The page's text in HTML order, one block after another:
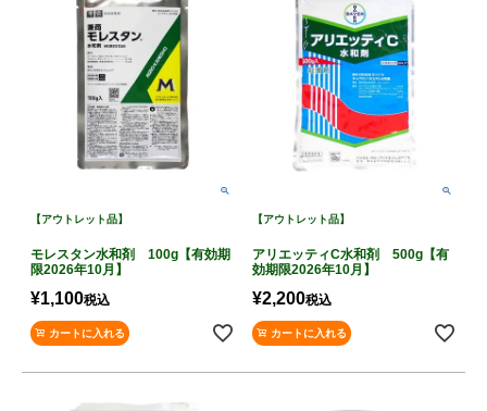
【アウトレット品】
モレスタン水和剤 100g【有効期
限2026年10月】
¥1,100税込
カートに入れる
【アウトレット品】
アリエッティC水和剤 500g【有
効期限2026年10月】
¥2,200税込
カートに入れる